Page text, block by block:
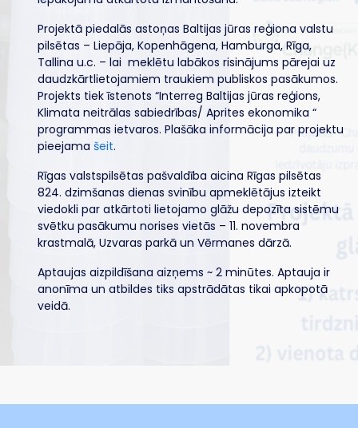
Projektā piedalās astoņas Baltijas jūras reģiona valstu
pilsētas – Liepāja, Kopenhāgena, Hamburga, Rīga,
Tallina u.c. – lai meklētu labākos risinājums pārejai uz
daudzkārtlietojamiem traukiem publiskos pasākumos.
Projekts tiek īstenots “Interreg Baltijas jūras reģions,
Klimata neitrālas sabiedrības/ Aprites ekonomika “
programmas ietvaros. Plašāka informācija par projektu
pieejama šeit.
Rīgas valstspilsētas pašvaldība aicina Rīgas pilsētas
824. dzimšanas dienas svinību apmeklētājus izteikt
viedokli par atkārtoti lietojamo glāžu depozīta sistēmu
svētku pasākumu norises vietās – 11. novembra
krastmalā, Uzvaras parkā un Vērmanes dārzā.
Aptaujas aizpildīšana aizņems ~ 2 minūtes. Aptauja ir
anonīma un atbildes tiks apstrādātas tikai apkopotā
veidā.